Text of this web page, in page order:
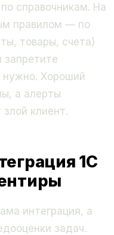
справочникам. На
правилом — по
товары, счета)
запретите
нужно. Хороший
а алерты
клиент.
1С
интеграция, а
задач.